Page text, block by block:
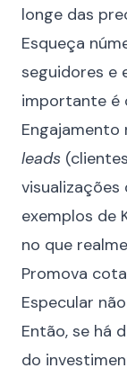
longe das
Esqueça
seguidores e
importante é
Engajamento
leads (clientes
visualizações
exemplos de
no que
Promova
Especular
Então, se há
do